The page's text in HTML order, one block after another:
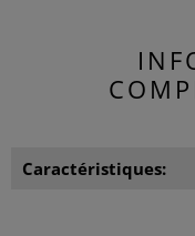
Caractéristiques: